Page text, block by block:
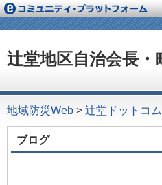
辻堂地区自治会長・
地域防災Web > 辻堂ドットコム
ブログ